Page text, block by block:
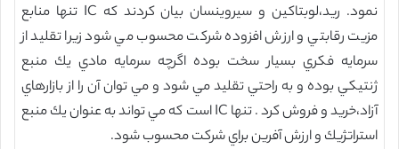
نمود. ريد،لوبتاكين و سيروينسان بيان كردند كه IC تنها منابع
مزيت رقابتي و ارزش افزوده شركت محسوب مي شود زيرا تقليد از
سرمايه فكري بسيار سخت بوده اگرچه سرمايه مادي يك منبع
ژنتيكي بوده و به راحتي تقليد مي شود و مي توان آن را از بازارهاي
آزاد،خريد و فروش كرد . تنها IC است كه مي تواند به عنوان يك منبع
استراتژيك و ارزش آفرين براي شركت محسوب شود.